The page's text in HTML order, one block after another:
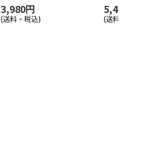
3,980円
(送料・税込)
5,400円
(送料・税込)